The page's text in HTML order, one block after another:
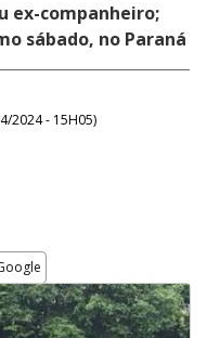
ex-companheiro;
sábado, no Paraná
2024 - 15H05)